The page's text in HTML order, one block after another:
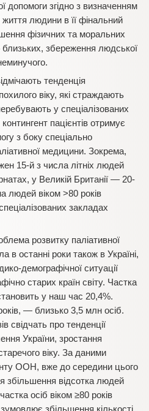
допомоги згідно з визначенням
людини в її фінальний
фізичних та моральних
близьких, збереження людської
тенденція
віку, які страждають
у спеціалізованих
пацієнтів отримує
з боку спеціально
медицини. Зокрема,
15-й з числа літніх людей
у Великій Британії — 20-
віком >80 років
закладах
розвитку паліативної
в останні роки також в Україні,
демографічної ситуації
старих країн світу. Частка
у наш час 20,4%.
— близько 3,5 млн осіб.
свідчать про тенденції
України, зростання
віку. За даними
ООН, вже до середини цього
збільшення відсотка людей
осіб віком ≥80 років
збільшення кількості